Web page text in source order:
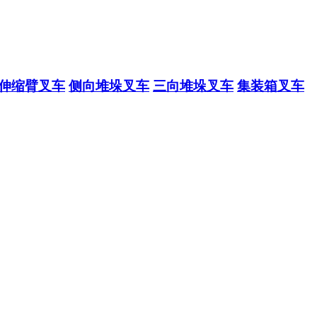
缩臂叉车 侧向堆垛叉车 三向堆垛叉车 集装箱叉车